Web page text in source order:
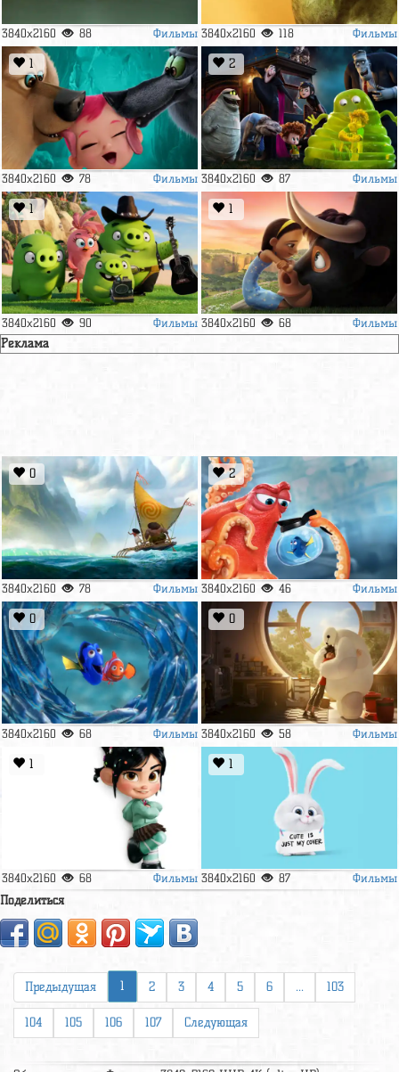
3840x2160 88 Фильмы 3840x2160 118 Фильмы
1
3840x2160 78 Фильмы
2
3840x2160 87 Фильмы
1
3840x2160 90 Фильмы
1
3840x2160 68 Фильмы
Реклама
0
3840x2160 78 Фильмы
2
3840x2160 46 Фильмы
0
3840x2160 68 Фильмы
0
3840x2160 58 Фильмы
1
3840x2160 68 Фильмы
1
3840x2160 87 Фильмы
Поделиться
Предыдущая 1 2 3 4 5 6 ... 103
104 105 106 107 Следующая